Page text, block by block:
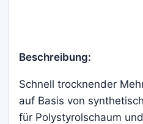
Beschreibung:
Schnell trocknender
auf Basis von
für Polystyrolschaum